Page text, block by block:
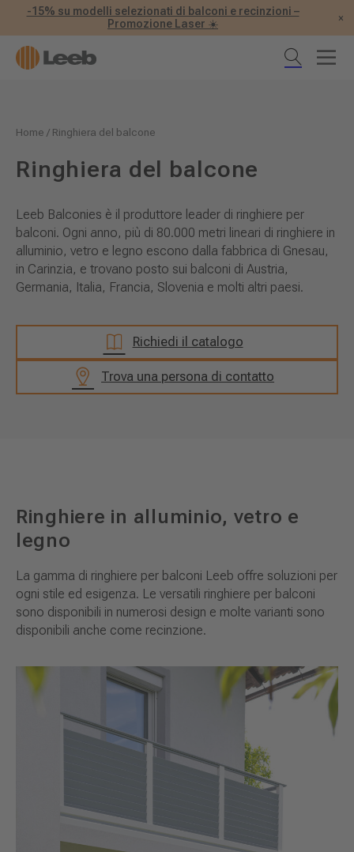
-15% su modelli selezionati di balconi e recinzioni –
Promozione Laser ☀️
×
Home / Ringhiera del balcone
Ringhiera del balcone
Leeb Balconies è il produttore leader di ringhiere per
balconi. Ogni anno, più di 80.000 metri lineari di ringhiere in
alluminio, vetro e legno escono dalla fabbrica di Gnesau,
in Carinzia, e trovano posto sui balconi di Austria,
Germania, Italia, Francia, Slovenia e molti altri paesi.
Richiedi il catalogo
Trova una persona di contatto
Ringhiere in alluminio, vetro e
legno
La gamma di ringhiere per balconi Leeb offre soluzioni per
ogni stile ed esigenza. Le versatili ringhiere per balconi
sono disponibili in numerosi design e molte varianti sono
disponibili anche come recinzione.